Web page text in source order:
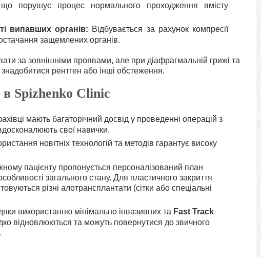
що порушує процес нормального проходження вмісту
випавших органів: Відбувається за рахунок компресії
защемлених органів.
за зовнішніми проявами, але при діафрагмальній грижі та
рентген або інші обстеження.
Spizhenko Clinic
мають багаторічний досвід у проведенні операцій з
свої навички.
новітніх технологій та методів гарантує високу
пацієнту пропонується персоналізований план
загального стану. Для пластичного закриття
різні алотрансплантати (сітки або спеціальні
використанню мінімально інвазивних та Fast Track
відновлюються та можуть повернутися до звичного